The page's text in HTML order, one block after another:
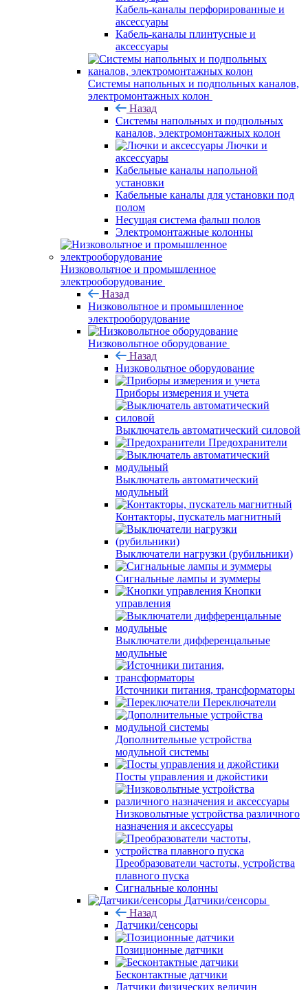
Кабель-каналы перфорированные и
аксессуары
Кабель-каналы плинтусные и
аксессуары
Системы напольных и подпольных каналов,
электромонтажных колон
Назад
Системы напольных и подпольных
каналов, электромонтажных колон
Лючки и
аксессуары
Кабельные каналы напольной
установки
Кабельные каналы для установки под
полом
Несущая система фальш полов
Электромонтажные колонны
Низковольтное и промышленное
электрооборудование
Назад
Низковольтное и промышленное
электрооборудование
Низковольтное оборудование
Назад
Низковольтное оборудование
Приборы измерения и учета
Выключатель автоматический силовой
Предохранители
Выключатель автоматический
модульный
Контакторы, пускатель магнитный
Выключатели нагрузки (рубильники)
Сигнальные лампы и зуммеры
Кнопки
управления
Выключатели дифференцальные
модульные
Источники питания, трансформаторы
Переключатели
Дополнительные устройства
модульной системы
Посты управления и джойстики
Низковольтные устройства различного
назначения и аксессуары
Преобразователи частоты, устройства
плавного пуска
Сигнальные колонны
Датчики/сенсоры
Назад
Датчики/сенсоры
Позиционные датчики
Бесконтактные датчики
Датчики физических величин